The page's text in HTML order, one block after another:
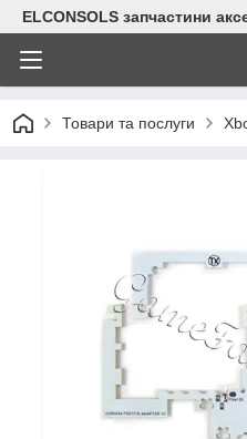
ELCONSOLS запчастини
Товари та послуги